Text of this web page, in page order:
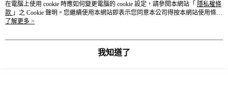
在電腦上使用 cookie 時應如何變更電腦的 cookie 設定，請參閱本網站「 隱私權條
款 」之 Cookie 聲明。您繼續使用本網站即表示您同意本公司得按本網站使用條款
之 Cookie 聲明使用 cookie。
了解更多 >
我知道了